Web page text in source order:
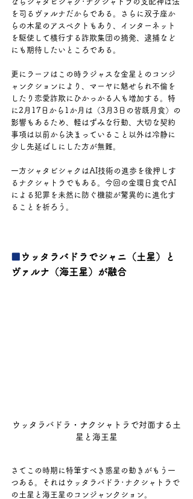
を司るヴァルナだからである。さらに双子座か
らの木星のアスペクトもあり、インターネット
を駆使して横行する詐欺集団の摘発、逮捕など
にも期待したいところである。
更にラーフはこの時ラジャスな金星とのコンジ
ャンクションにより、マーヤに魅せられ不倫を
したり恋愛詐欺にひかっかる人も増加する。特
に2月17日から1か月は（3月3日の皆既月食）の
影響もあるため、軽はずみな行動、大切な契約
事項は以前から決まっていること以外は冷静に
少し先延ばしにした方が無難。
一方シャタビシャクはAI技術の進歩を後押しす
るナクシャトラでもある。今回の金環日食でAI
による犯罪を未然に防ぐ機能が驚異的に進化す
ることを祈ろう。
■ ウッタラバドラでシャニ（土星）と
ヴァルナ（海王星）が融合
ウッタラバドラ・ナクシャトラで対面する土
星と海王星
さてこの時期に特筆すべき惑星の動きがもう一
つある。それはウッタラバドラ･ナクシャトラで
の土星と海王星のコンジャンクション。